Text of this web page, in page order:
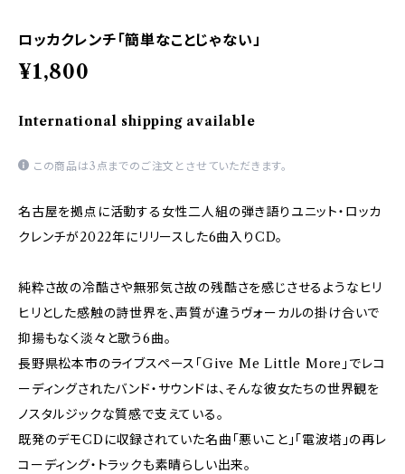
ロッカクレンチ「簡単なことじゃない」
¥1,800
International shipping available
この商品は3点までのご注文とさせていただきます。
名古屋を拠点に活動する女性二人組の弾き語りユニット・ロッカ
クレンチが2022年にリリースした6曲入りCD。
純粋さ故の冷酷さや無邪気さ故の残酷さを感じさせるようなヒリ
ヒリとした感触の詩世界を、声質が違うヴォーカルの掛け合いで
抑揚もなく淡々と歌う6曲。
長野県松本市のライブスペース「Give Me Little More」でレコ
ーディングされたバンド・サウンドは、そんな彼女たちの世界観を
ノスタルジックな質感で支えている。
既発のデモCDに収録されていた名曲「悪いこと」「電波塔」の再レ
コーディング・トラックも素晴らしい出来。